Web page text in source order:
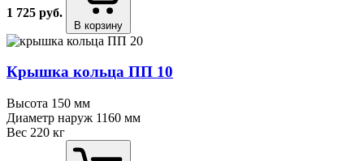
1 725 руб.
В корзину
Крышка кольца ПП 10
Высота 150 мм
Диаметр наруж 1160 мм
Вес 220 кг